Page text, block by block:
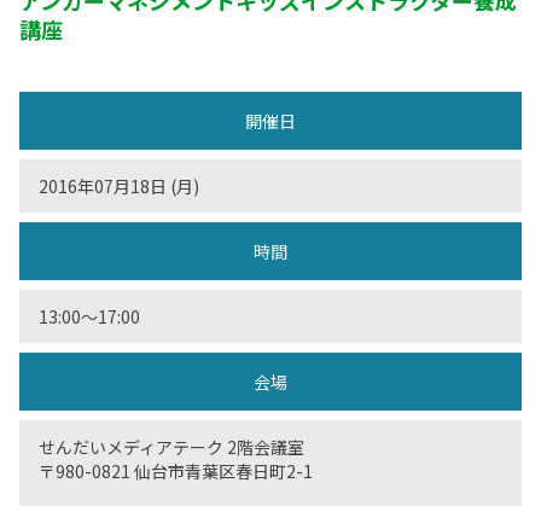
講座
開催日
2016年07月18日 (月)
時間
13:00〜17:00
会場
せんだいメディアテーク 2階会議室
〒980-0821 仙台市青葉区春日町2-1